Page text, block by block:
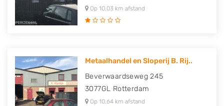
Op 10,03 km afstand
Metaalhandel en Sloperij B. Rij..
Beverwaardseweg 245
3077GL Rotterdam
Op 10,64 km afstand